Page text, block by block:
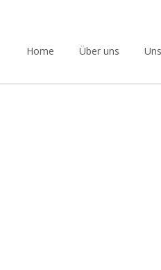
Home Über uns